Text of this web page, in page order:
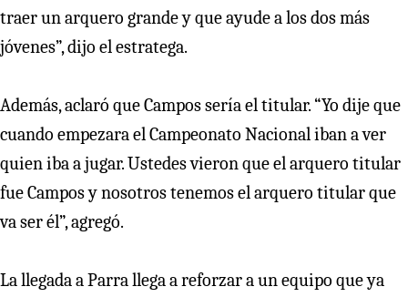
traer un arquero grande y que ayude a los dos más
jóvenes”, dijo el estratega.
Además, aclaró que Campos sería el titular. “Yo dije que
cuando empezara el Campeonato Nacional iban a ver
quien iba a jugar. Ustedes vieron que el arquero titular
fue Campos y nosotros tenemos el arquero titular que
va ser él”, agregó.
La llegada a Parra llega a reforzar a un equipo que ya